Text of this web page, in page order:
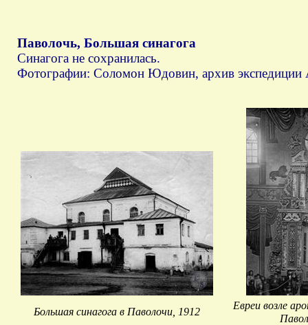
Паволочь, Большая синагога
Синагога не сохранилась.
Фотографии: Соломон Юдовин, архив экспедиции
Большая синагога в Паволочи, 1912
Евреи возле